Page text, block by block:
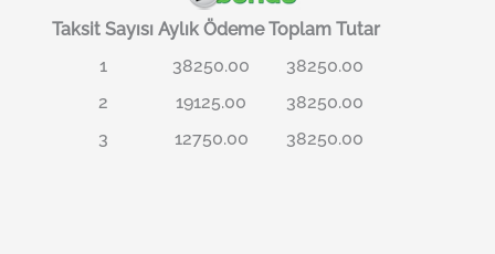
Taksit Sayısı Aylık Ödeme Toplam Tutar
1
38250.00
38250.00
2
19125.00
38250.00
3
12750.00 38250.00